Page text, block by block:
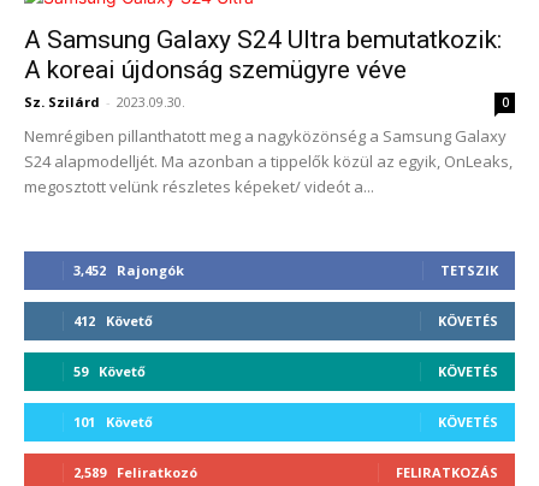
A Samsung Galaxy S24 Ultra bemutatkozik:
A koreai újdonság szemügyre véve
Sz. Szilárd - 2023.09.30. 0
Nemrégiben pillanthatott meg a nagyközönség a Samsung Galaxy
S24 alapmodelljét. Ma azonban a tippelők közül az egyik, OnLeaks,
megosztott velünk részletes képeket/ videót a...
3,452 Rajongók TETSZIK
412 Követő KÖVETÉS
59 Követő KÖVETÉS
101 Követő KÖVETÉS
2,589 Feliratkozó FELIRATKOZÁS